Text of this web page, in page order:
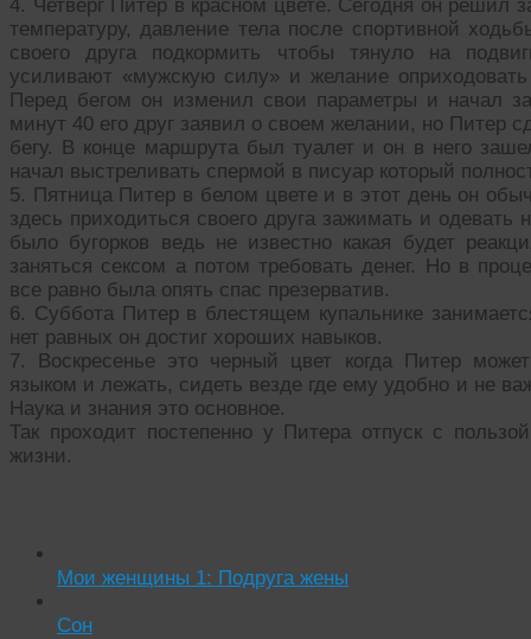
4. Четверг Питер в красном цвете. Сегодня он решил
температуру, давление тела после спортивной
своего друга подкормить чтобы тянуло на
усиливают «мужскую силу» и желание
Перед бегом он изменил свои параметры и начал
минут 40 его друг заявил о своем желании, но Питер
бегу. В конце маршрута был туалет и он в него
начал выстреливать спермой в писуар который
5. Пятница Питер в белом цвете и в этот день он
здесь приходиться своего друга зажимать и одевать
было бугорков ведь не известно какая будет
заняться сексом а потом требовать денег. Но в
все равно была опять спас презерватив.
6. Суббота Питер в блестящем купальнике
нет равных он достиг хороших навыков.
7. Воскресенье это черный цвет когда Питер
языком и лежать, сидеть везде где ему удобно и не
Наука и знания это основное.
Так проходит постепенно у Питера отпуск с
жизни.
Мои женщины 1: Подруга жены
Сон